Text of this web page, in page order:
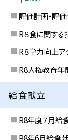
評価計画・評
R８食に関す
R８学力向上ア
R8人権教育年
給食献立
R8年度７月給
R8年6月給食